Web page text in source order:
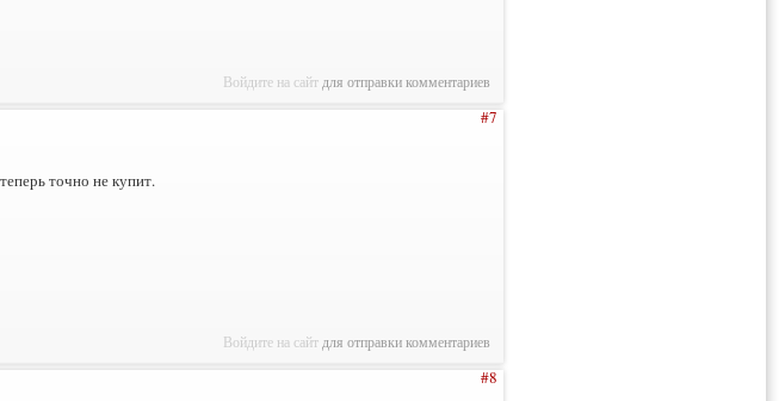
Войдите на сайт для отправки комментариев
#7
точно не купит.
Войдите на сайт для отправки комментариев
#8